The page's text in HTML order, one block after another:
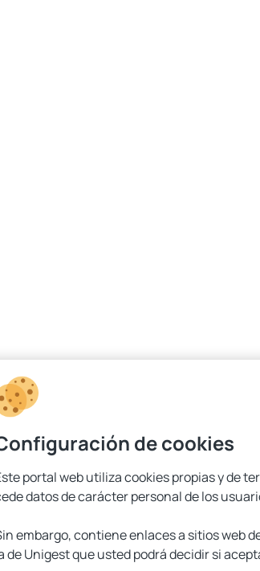
de cookies
portal web utiliza cookies propias y de
datos de carácter personal de los
embargo, contiene enlaces a sitios web
de Unigest que usted podrá decidir si